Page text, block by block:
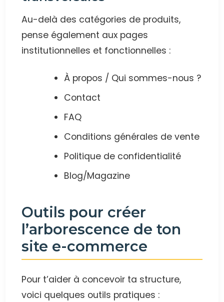
Au-delà des catégories de produits,
pense également aux pages
institutionnelles et fonctionnelles :
À propos / Qui sommes-nous ?
Contact
FAQ
Conditions générales de vente
Politique de confidentialité
Blog/Magazine
Outils pour créer
l’arborescence de ton
site e-commerce
Pour t’aider à concevoir ta structure,
voici quelques outils pratiques :